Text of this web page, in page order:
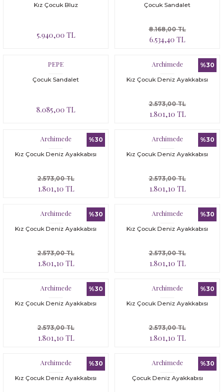
Kız Çocuk Bluz
5.940,00 TL
Çocuk Sandalet
6.534,40 TL
8.168,00 TL
PEPE
Çocuk Sandalet
8.085,00 TL
%30
Archimede
Kız Çocuk Deniz Ayakkabısı
1.801,10 TL
2.573,00 TL
%30
Archimede
Kız Çocuk Deniz Ayakkabısı
1.801,10 TL
2.573,00 TL
%30
Archimede
Kız Çocuk Deniz Ayakkabısı
1.801,10 TL
2.573,00 TL
%30
Archimede
Kız Çocuk Deniz Ayakkabısı
1.801,10 TL
2.573,00 TL
%30
Archimede
Kız Çocuk Deniz Ayakkabısı
1.801,10 TL
2.573,00 TL
%30
Archimede
Kız Çocuk Deniz Ayakkabısı
1.801,10 TL
2.573,00 TL
%30
Archimede
Kız Çocuk Deniz Ayakkabısı
1.801,10 TL
2.573,00 TL
%30
Archimede
Kız Çocuk Deniz Ayakkabısı
%30
Archimede
Çocuk Deniz Ayakkabısı